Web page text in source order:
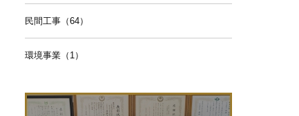
民間工事（64）
環境事業（1）